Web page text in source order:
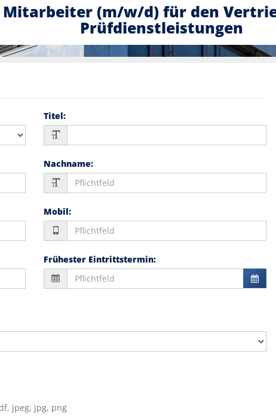
Mitarbeiter (m/w/d) für den
Prüfdienstleistungen
Titel:
Nachname:
Mobil:
Frühester Eintrittstermin:
jpeg, jpg, png